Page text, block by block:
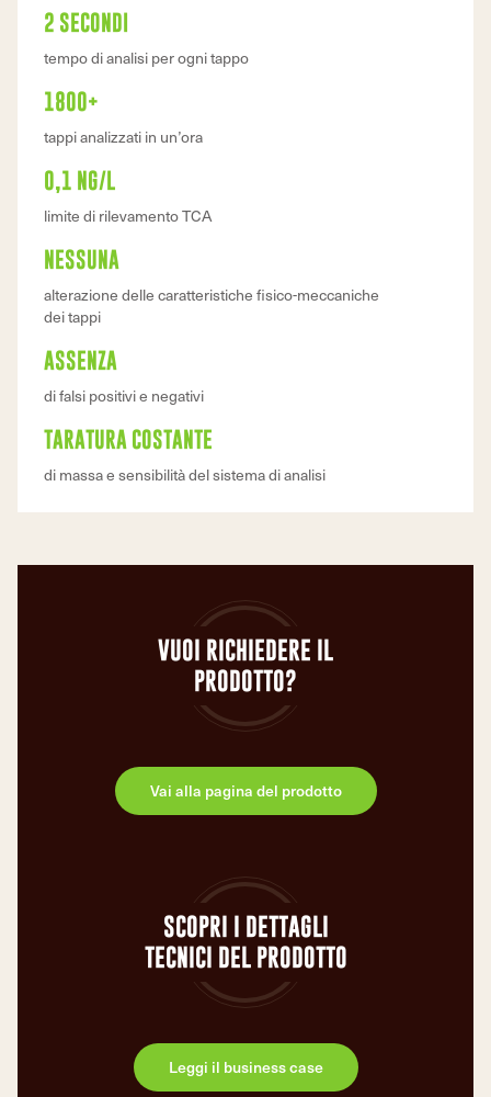
2 SECONDI
tempo di analisi per ogni tappo
1800+
tappi analizzati in un’ora
0,1 NG/L
limite di rilevamento TCA
NESSUNA
alterazione delle caratteristiche fisico-meccaniche
dei tappi
ASSENZA
di falsi positivi e negativi
TARATURA COSTANTE
di massa e sensibilità del sistema di analisi
VUOI RICHIEDERE IL
PRODOTTO?
Vai alla pagina del prodotto
SCOPRI I DETTAGLI
TECNICI DEL PRODOTTO
Leggi il business case